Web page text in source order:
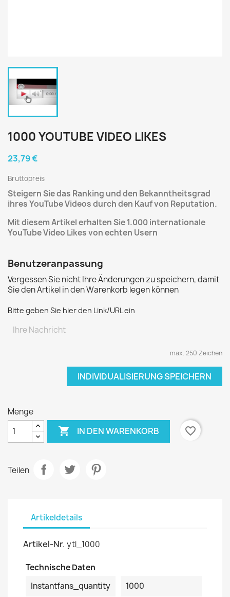
1000 YOUTUBE VIDEO LIKES
23,79 €
Bruttopreis
Steigern Sie das Ranking und den Bekanntheitsgrad
ihres YouTube Videosdurch den Kauf von Reputation.
Mit diesem Artikel erhalten Sie 1.000 internationale
YouTube Video Likes von echten Usern
Benutzeranpassung
Vergessen Sie nicht Ihre Änderungen zu speichern, damit
Sie den Artikel in den Warenkorb legen können
Bitte geben Sie hier den Link/URL ein
max. 250 Zeichen
INDIVIDUALISIERUNG SPEICHERN
Menge
 IN DEN WARENKORB favorite_border
Teilen
Artikeldetails
Artikel-Nr. ytl_1000
Technische Daten
Instantfans_quantity
1000